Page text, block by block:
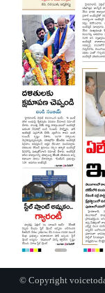
© Copyright